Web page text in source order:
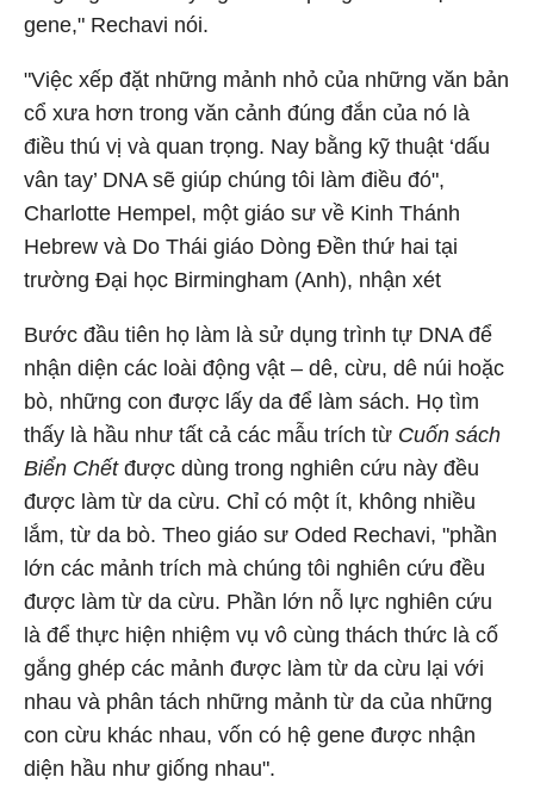
gene," Rechavi nói.
"Việc xếp đặt những mảnh nhỏ của những văn bản
cổ xưa hơn trong văn cảnh đúng đắn của nó là
điều thú vị và quan trọng. Nay bằng kỹ thuật ‘dấu
vân tay’ DNA sẽ giúp chúng tôi làm điều đó",
Charlotte Hempel, một giáo sư về Kinh Thánh
Hebrew và Do Thái giáo Dòng Đền thứ hai tại
trường Đại học Birmingham (Anh), nhận xét
Bước đầu tiên họ làm là sử dụng trình tự DNA để
nhận diện các loài động vật – dê, cừu, dê núi hoặc
bò, những con được lấy da để làm sách. Họ tìm
thấy là hầu như tất cả các mẫu trích từ Cuốn sách
Biển Chếtđược dùng trong nghiên cứu này đều
được làm từ da cừu. Chỉ có một ít, không nhiều
lắm, từ da bò. Theo giáo sư Oded Rechavi, "phần
lớn các mảnh trích mà chúng tôi nghiên cứu đều
được làm từ da cừu. Phần lớn nỗ lực nghiên cứu
là để thực hiện nhiệm vụ vô cùng thách thức là cố
gắng ghép các mảnh được làm từ da cừu lại với
nhau và phân tách những mảnh từ da của những
con cừu khác nhau, vốn có hệ gene được nhận
diện hầu như giống nhau".